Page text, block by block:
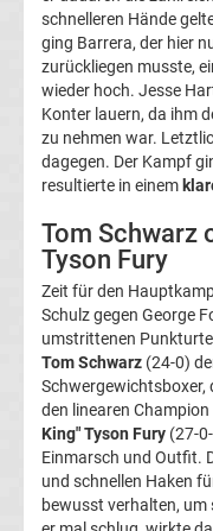
3.
Liga
Tabelle
DFB-
Pokal
Ergebnisse
Champions
League
Tabelle
schnelleren Hände
ging Barrera, der hier
zurückliegen musste,
wieder hoch. Jesse
Konter lauern, da ihm
zu nehmen war.
dagegen. Der Kampf
resultierte in einem
Tom Schwarz
Tyson Fury
Zeit für den
Schulz gegen George
umstrittenen
Tom Schwarz (24-0)
Schwergewichtsboxer,
den linearen
King" Tyson Fury (27-
Einmarsch und Outfit.
und schnellen Haken
bewusst verhalten,